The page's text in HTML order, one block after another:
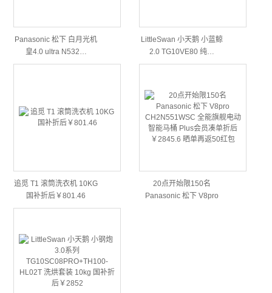
Panasonic 松下 白月光机
皇4.0 ultra N532…
LittleSwan 小天鹅 小蓝鲸
2.0 TG10VE80 纯…
追觅 T1 滚筒洗衣机 10KG
国补折后￥801.46
20点开始限150名
Panasonic 松下 V8pro